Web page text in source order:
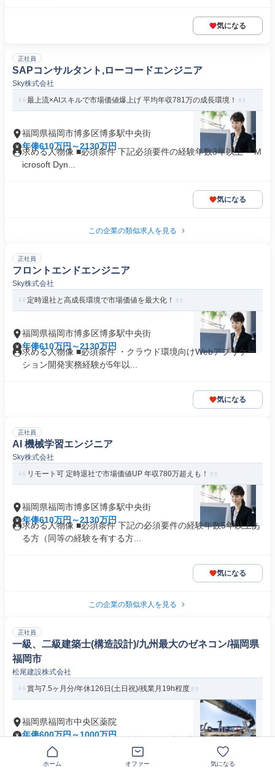
気になる
正社員
SAPコンサルタント,ローコードエンジニア
Sky株式会社
最上流×AIスキルで市場価値爆上げ 平均年収781万の成長環境！
福岡県福岡市博多区博多駅中央街
年俸610万円～2130万円
求める人物像 ■必須条件 下記必須要件の経験年数3年以上 ・M
icrosoft Dyn...
気になる
この企業の類似求人を見る
正社員
フロントエンドエンジニア
Sky株式会社
定時退社と高成長環境で市場価値を最大化！
福岡県福岡市博多区博多駅中央街
年俸610万円～2130万円
求める人物像 ■必須条件 ・クラウド環境向けWebアプリケー
ション開発実務経験が5年以...
気になる
正社員
AI 機械学習エンジニア
Sky株式会社
リモート可 定時退社で市場価値UP 年収780万超えも！
福岡県福岡市博多区博多駅中央街
年俸610万円～2130万円
求める人物像 ■必須条件 下記の必須要件の経験年数5年以上あ
る方（同等の経験を有する方...
気になる
この企業の類似求人を見る
正社員
一級、二級建築士(構造設計)/九州最大のゼネコン/福岡県
福岡市
松尾建設株式会社
賞与7.5ヶ月分/年休126日(土日祝)/残業月19h程度
福岡県福岡市中央区薬院
年俸600万円～1000万円
求める人材: ✅ 必須条件 ・資格：一級建築士または二級建築士
・学歴：不問 ・経...
交通費支給
ホーム オファー 気になる